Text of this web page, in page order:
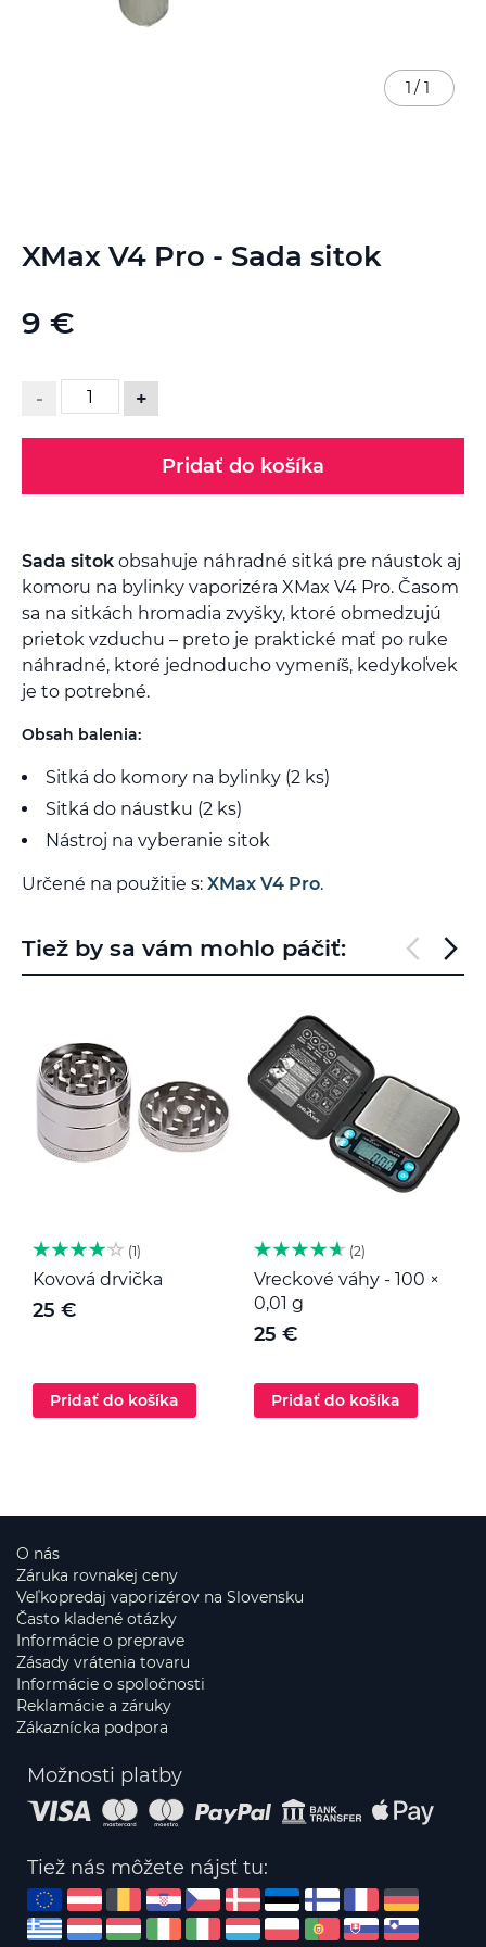
XMax V4 Pro - Sada sitok
9 €
- +
Pridať do košíka
Sada sitok obsahuje náhradné sitká pre náustok aj
komoru na bylinky vaporizéra XMax V4 Pro. Časom
sa na sitkách hromadia zvyšky, ktoré obmedzujú
prietok vzduchu – preto je praktické mať po ruke
náhradné, ktoré jednoducho vymeníš, kedykoľvek
je to potrebné.
Obsah balenia:
Sitká do komory na bylinky (2 ks)
Sitká do náustku (2 ks)
Nástroj na vyberanie sitok
Určené na použitie s: XMax V4 Pro.
1 / 1
na
obrázkov
Tiež by sa vám mohlo páčiť:
1
Kovová drvička
25 €
Pridať do košíka
2
Vreckové váhy - 100 ×
0,01 g
25 €
Pridať do košíka
O nás
Záruka rovnakej ceny
Veľkopredaj vaporizérov na Slovensku
Často kladené otázky
Informácie o preprave
Zásady vrátenia tovaru
Informácie o spoločnosti
Reklamácie a záruky
Zákaznícka podpora
Možnosti platby
Tiež nás môžete nájsť tu: